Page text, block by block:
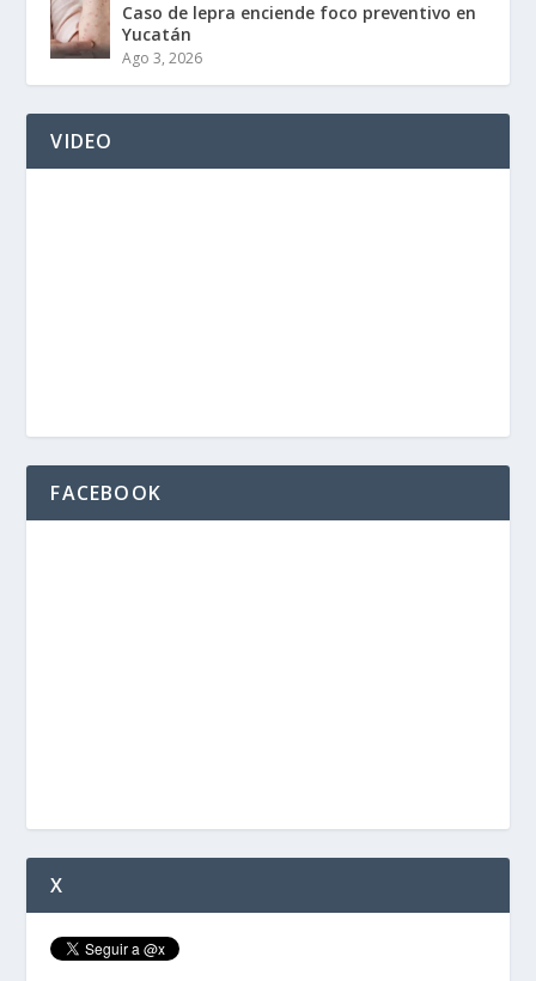
Caso de lepra enciende foco preventivo en
Yucatán
Ago 3, 2026
VIDEO
FACEBOOK
X